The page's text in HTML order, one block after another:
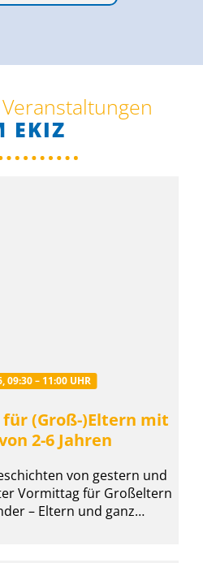
EKIZ
09:30 – 11:00 UHR
(Groß-)Eltern mit
2-6 Jahren
von gestern und
Vormittag für Großeltern
– Eltern und ganz…